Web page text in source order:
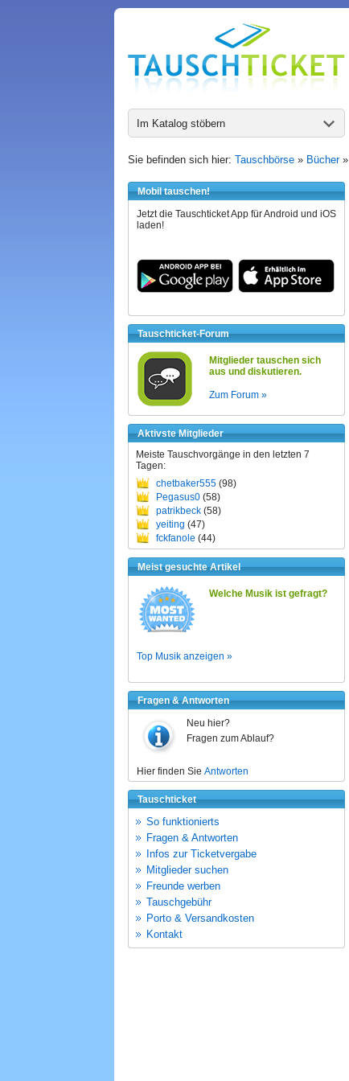
Im Katalog stöbern
Sie befinden sich hier: Tauschbörse » Bücher»
Mobil tauschen!
Jetzt die Tauschticket App für Android und iOS
laden!
Tauschticket-Forum
Mitglieder tauschen sich
aus und diskutieren.
Zum Forum »
Aktivste Mitglieder
Meiste Tauschvorgänge in den letzten 7
Tagen:
chetbaker555 (98)
Pegasus0 (58)
patrikbeck (58)
yeiting (47)
fckfanole (44)
Meist gesuchte Artikel
Welche Musik ist gefragt?
Top Musik anzeigen »
Fragen & Antworten
Neu hier?
Fragen zum Ablauf?
Hier finden Sie Antworten
Tauschticket
So funktionierts
Fragen & Antworten
Infos zur Ticketvergabe
Mitglieder suchen
Freunde werben
Tauschgebühr
Porto & Versandkosten
Kontakt